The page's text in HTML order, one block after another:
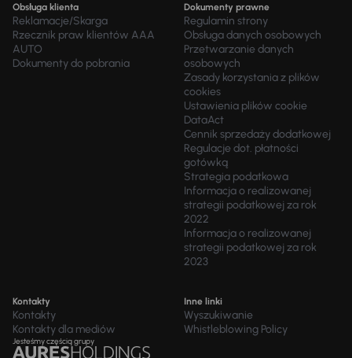
Obsługa klienta
Reklamacje/Skarga
Rzecznik praw klientów AAA
AUTO
Dokumenty do pobrania
Dokumenty prawne
Regulamin strony
Obsługa danych osobowych
Przetwarzanie danych
osobowych
Zasady korzystania z plików
cookies
Ustawienia plików cookie
DataAct
Cennik sprzedaży dodatkowej
Regulacje dot. płatności
gotówką
Strategia podatkowa
Informacja o realizowanej
strategii podatkowej za rok
2022
Informacja o realizowanej
strategii podatkowej za rok
2023
Kontakty
Kontakty
Kontakty dla mediów
Inne linki
Wyszukiwanie
Whistleblowing Policy
Jesteśmy częścią grupy